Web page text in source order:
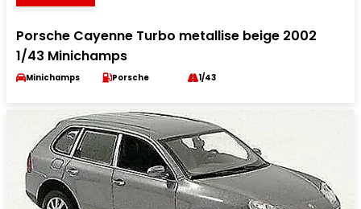
Porsche Cayenne Turbo metallise beige 2002
1/43 Minichamps
Minichamps Porsche 1/43